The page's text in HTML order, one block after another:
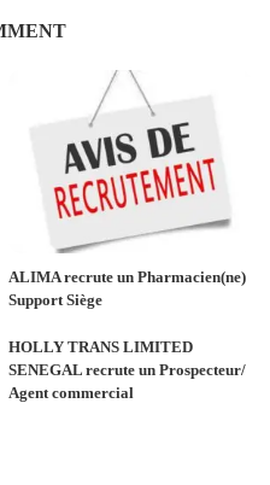
ALIMA recrute un Pharmacien(ne)
Support Siège
HOLLY TRANS LIMITED
SENEGAL recrute un Prospecteur/
Agent commercial